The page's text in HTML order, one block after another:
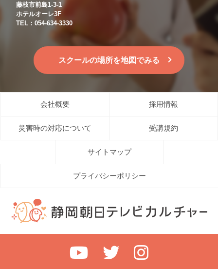
藤枝市前島1-3-1
ホテルオーレ3F
TEL：054-634-3330
スクールの場所を地図でみる
会社概要 採用情報
災害時の対応について 受講規約
サイトマップ
プライバシーポリシー